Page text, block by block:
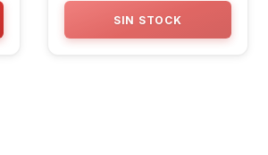
SIN STOCK